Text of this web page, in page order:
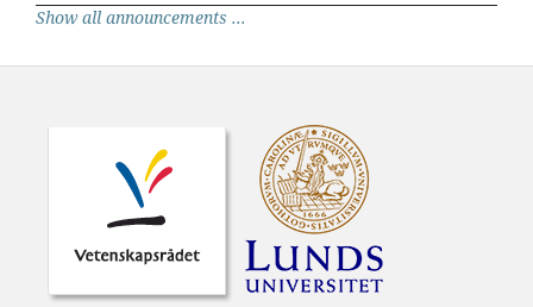
Show all announcements ...